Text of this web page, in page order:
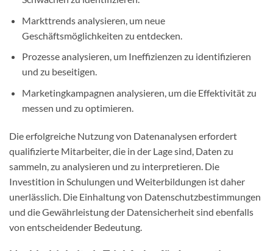
Markttrends analysieren, um neue
Geschäftsmöglichkeiten zu entdecken.
Prozesse analysieren, um Ineffizienzen zu identifizieren
und zu beseitigen.
Marketingkampagnen analysieren, um die Effektivität zu
messen und zu optimieren.
Die erfolgreiche Nutzung von Datenanalysen erfordert
qualifizierte Mitarbeiter, die in der Lage sind, Daten zu
sammeln, zu analysieren und zu interpretieren. Die
Investition in Schulungen und Weiterbildungen ist daher
unerlässlich. Die Einhaltung von Datenschutzbestimmungen
und die Gewährleistung der Datensicherheit sind ebenfalls
von entscheidender Bedeutung.